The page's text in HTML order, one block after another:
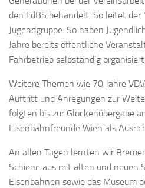
den FdBS behandelt. So leitet
Jugendgruppe. So haben
Jahre bereits öffentliche
Fahrbetrieb selbständig
Weitere Themen wie 70 Jahre
Auftritt und Anregungen zur
folgten bis zur Glockenübergabe
Eisenbahnfreunde Wien als
An allen Tagen lernten wir
Schiene aus mit alten und neuen
Eisenbahnen sowie das Museum